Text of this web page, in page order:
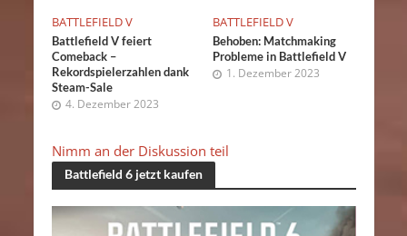
BATTLEFIELD V
Battlefield V feiert
Comeback –
Rekordspielerzahlen dank
Steam-Sale
4. Dezember 2023
BATTLEFIELD V
Behoben: Matchmaking
Probleme in Battlefield V
1. Dezember 2023
Nimm an der Diskussion teil
Battlefield 6 jetzt kaufen